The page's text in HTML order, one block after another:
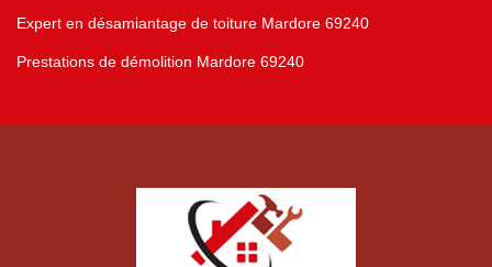
Expert en désamiantage de toiture Mardore 69240
Prestations de démolition Mardore 69240